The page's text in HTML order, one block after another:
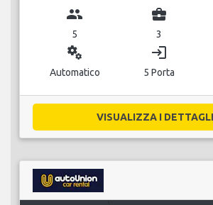
group
5
business_center
3
miscellaneous_services
Automatico
login
5 Porta
VISUALIZZA I